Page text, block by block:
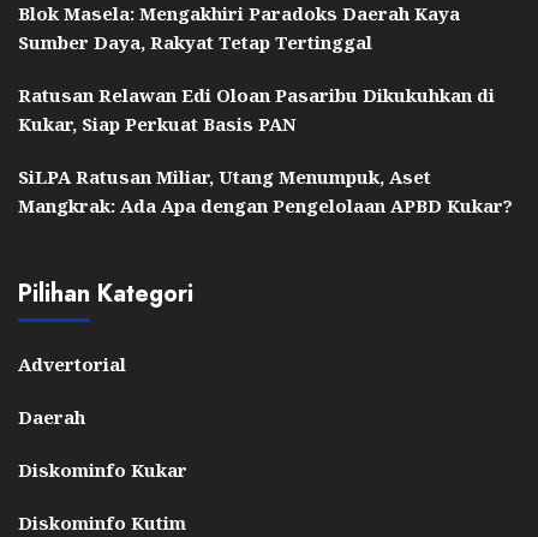
Blok Masela: Mengakhiri Paradoks Daerah Kaya
Sumber Daya, Rakyat Tetap Tertinggal
Ratusan Relawan Edi Oloan Pasaribu Dikukuhkan di
Kukar, Siap Perkuat Basis PAN
SiLPA Ratusan Miliar, Utang Menumpuk, Aset
Mangkrak: Ada Apa dengan Pengelolaan APBD Kukar?
Pilihan Kategori
Advertorial
Daerah
Diskominfo Kukar
Diskominfo Kutim